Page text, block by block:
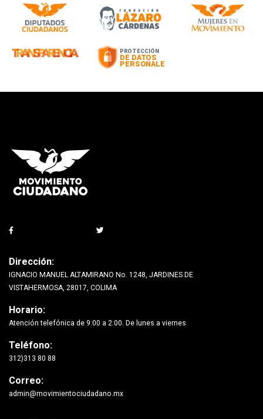
Dirección:
IGNACIO MANUEL ALTAMIRANO No. 1248, JARDINES DE
VISTAHERMOSA, 28017, COLIMA
Horario:
Atención telefónica de 9:00 a 2:00. De lunes a viernes
Teléfono:
312)313 80 88
Correo:
admin@movimientociudadano.mx